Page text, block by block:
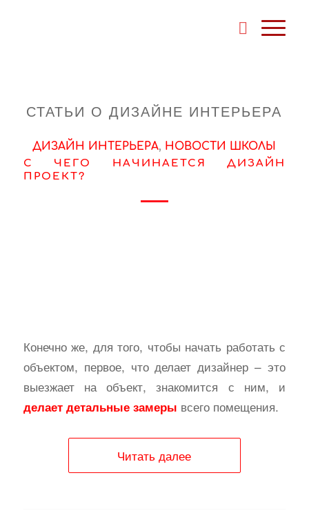
СТАТЬИ О ДИЗАЙНЕ ИНТЕРЬЕРА
ДИЗАЙН ИНТЕРЬЕРА, НОВОСТИ ШКОЛЫ
C ЧЕГО НАЧИНАЕТСЯ ДИЗАЙН
ПРОЕКТ?
Конечно же, для того, чтобы начать работать с
объектом, первое, что делает дизайнер – это
выезжает на объект, знакомится с ним, и
делает детальные замеры всего помещения.
Читать далее